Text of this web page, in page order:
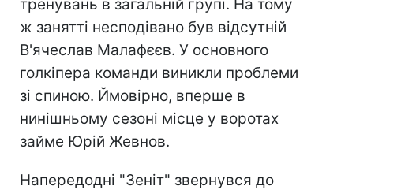
тренувань в загальній групі. На тому
ж занятті несподівано був відсутній
В'ячеслав Малафєєв. У основного
голкіпера команди виникли проблеми
зі спиною. Ймовірно, вперше в
нинішньому сезоні місце у воротах
займе Юрій Жевнов.
Напередодні "Зеніт" звернувся до